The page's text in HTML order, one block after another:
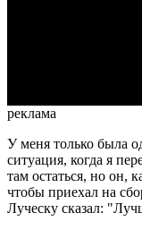
реклама
У меня только была
ситуация, когда я
там остаться, но он,
чтобы приехал на
Луческу сказал: